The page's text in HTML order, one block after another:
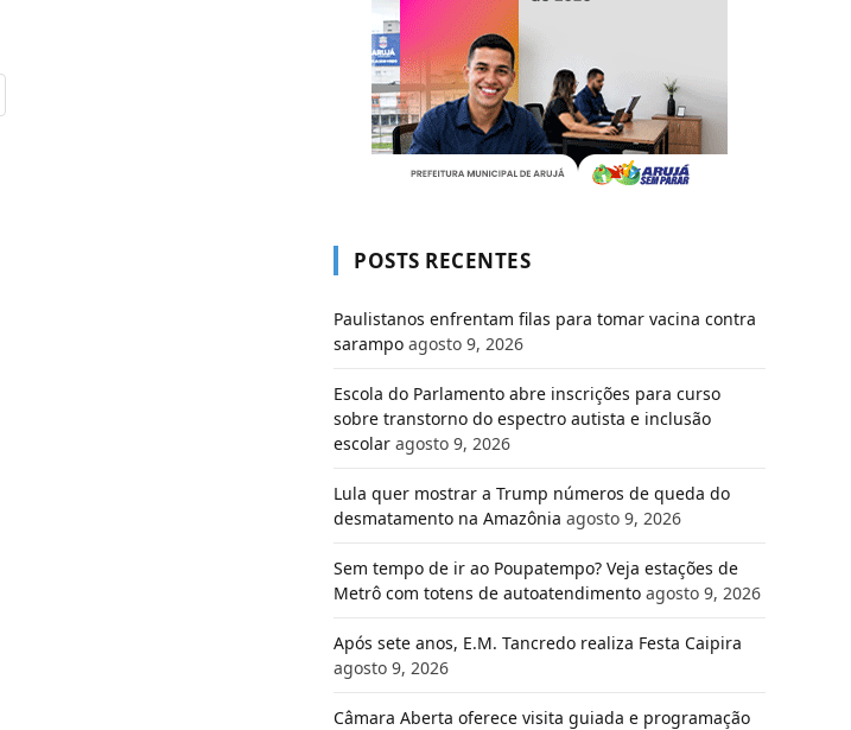
POSTS RECENTES
Paulistanos enfrentam filas para tomar vacina contra
sarampo agosto 9, 2026
Escola do Parlamento abre inscrições para curso
sobre transtorno do espectro autista e inclusão
escolar agosto 9, 2026
Lula quer mostrar a Trump números de queda do
desmatamento na Amazônia agosto 9, 2026
Sem tempo de ir ao Poupatempo? Veja estações de
Metrô com totens de autoatendimento agosto 9, 2026
Após sete anos, E.M. Tancredo realiza Festa Caipira
agosto 9, 2026
Câmara Aberta oferece visita guiada e programação